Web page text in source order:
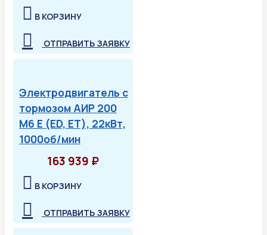
В КОРЗИНУ
ОТПРАВИТЬ ЗАЯВКУ
Электродвигатель с
тормозом АИР 200
М6 Е (ED, ET), 22кВт,
1000об/мин
163 939 ₽
В КОРЗИНУ
ОТПРАВИТЬ ЗАЯВКУ